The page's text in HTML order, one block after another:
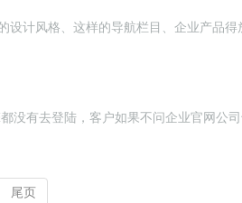
计风格、这样的导航栏目、企业产品得
有去登陆，客户如果不问企业官网公司
尾页